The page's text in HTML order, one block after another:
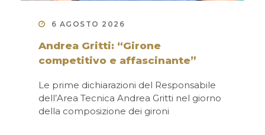
6 AGOSTO 2026
Andrea Gritti: “Girone
competitivo e affascinante”
Le prime dichiarazioni del Responsabile
dell’Area Tecnica Andrea Gritti nel giorno
della composizione dei gironi